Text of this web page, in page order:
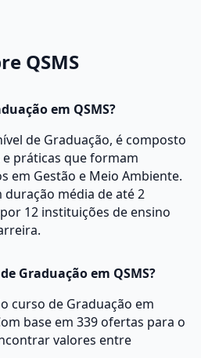
QSMS
em QSMS?
de Graduação, é composto
práticas que formam
em Gestão e Meio Ambiente.
média de até 2
12 instituições de ensino
Graduação em QSMS?
curso de Graduação em
base em 339 ofertas para o
valores entre